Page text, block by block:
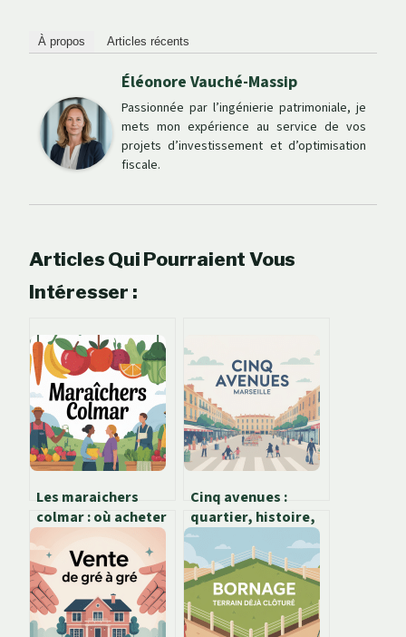
À propos Articles récents
Éléonore Vauché-Massip
Passionnée par l’ingénierie patrimoniale, je
mets mon expérience au service de vos
projets d’investissement et d’optimisation
fiscale.
Articles Qui Pourraient Vous
Intéresser :
Les maraichers
colmar : où acheter
frais, local et de
saison
Cinq avenues :
quartier, histoire,
immobilier et art de
vivre à marseille